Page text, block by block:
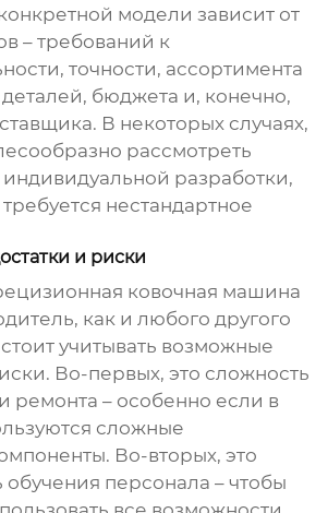
модели зависит от
– требований к
точности, ассортимента
бюджета и, конечно,
В некоторых случаях,
рассмотреть
индивидуальной разработки,
нестандартное
и риски
ковочная машина
, как и любого другого
учитывать возможные
Во-первых, это сложность
ремонта – особенно если в
сложные
Во-вторых, это
персонала – чтобы